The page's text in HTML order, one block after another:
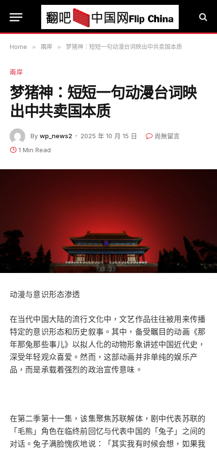
Home » 兩岸 » 梦猪神：短短一句动漫台词映出中共卖国本质
兩岸
梦猪神：短短一句动漫台词映
出中共卖国本质
By wp_news2 2025 年 10 月 15 日
尚無留言
1 Min Read
动漫与意识形态渗透
在当代中国大陆的流行文化中，文艺作品往往被用来传播
特定的意识形态和历史叙事。其中，备受瞩目的动画《那
年那兔那些事儿》以拟人化的动物形象讲述中国近代史，
深受年轻观众喜爱。然而，这部动画并非单纯的娱乐产
品，而是承载着强烈的政治宣传意味。
在第二季第十一集，该集聚焦苏联解体，剧中代表苏联的
「毛熊」角色在临终前回忆与代表中国的「兔子」之间的
对话。兔子满脸愧疚地说：「其实我有时候会想，如果我